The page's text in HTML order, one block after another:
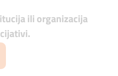
ili organizacija